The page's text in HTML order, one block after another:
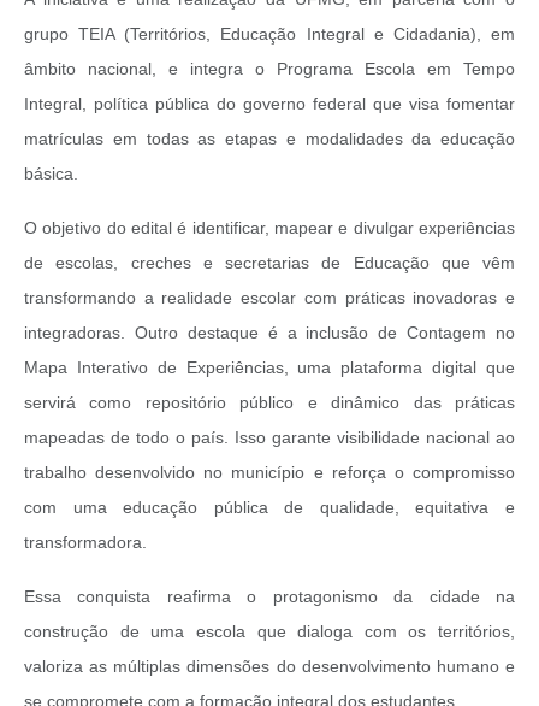
grupo TEIA (Territórios, Educação Integral e Cidadania), em
âmbito nacional, e integra o Programa Escola em Tempo
Integral, política pública do governo federal que visa fomentar
matrículas em todas as etapas e modalidades da educação
básica.
O objetivo do edital é identificar, mapear e divulgar experiências
de escolas, creches e secretarias de Educação que vêm
transformando a realidade escolar com práticas inovadoras e
integradoras. Outro destaque é a inclusão de Contagem no
Mapa Interativo de Experiências, uma plataforma digital que
servirá como repositório público e dinâmico das práticas
mapeadas de todo o país. Isso garante visibilidade nacional ao
trabalho desenvolvido no município e reforça o compromisso
com uma educação pública de qualidade, equitativa e
transformadora.
Essa conquista reafirma o protagonismo da cidade na
construção de uma escola que dialoga com os territórios,
valoriza as múltiplas dimensões do desenvolvimento humano e
se compromete com a formação integral dos estudantes.